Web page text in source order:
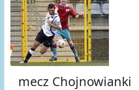
mecz Chojnowianki